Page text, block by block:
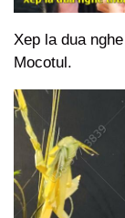
Xep la dua
Mocotul.